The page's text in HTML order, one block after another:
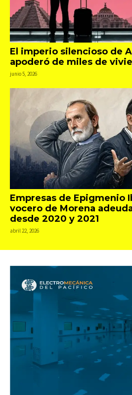
El imperio silencioso de
apoderó de miles de
junio 5, 2026
Empresas de Epigmenio
vocero de Morena
desde 2020 y 2021
abril 22, 2026